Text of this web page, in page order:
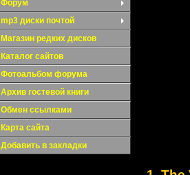
Форум
mp3 диски почтой
Магазин редких дисков
Каталог сайтов
Фотоальбом форума
Архив гостевой книги
Обмен ссылками
Карта сайта
Добавить в закладки